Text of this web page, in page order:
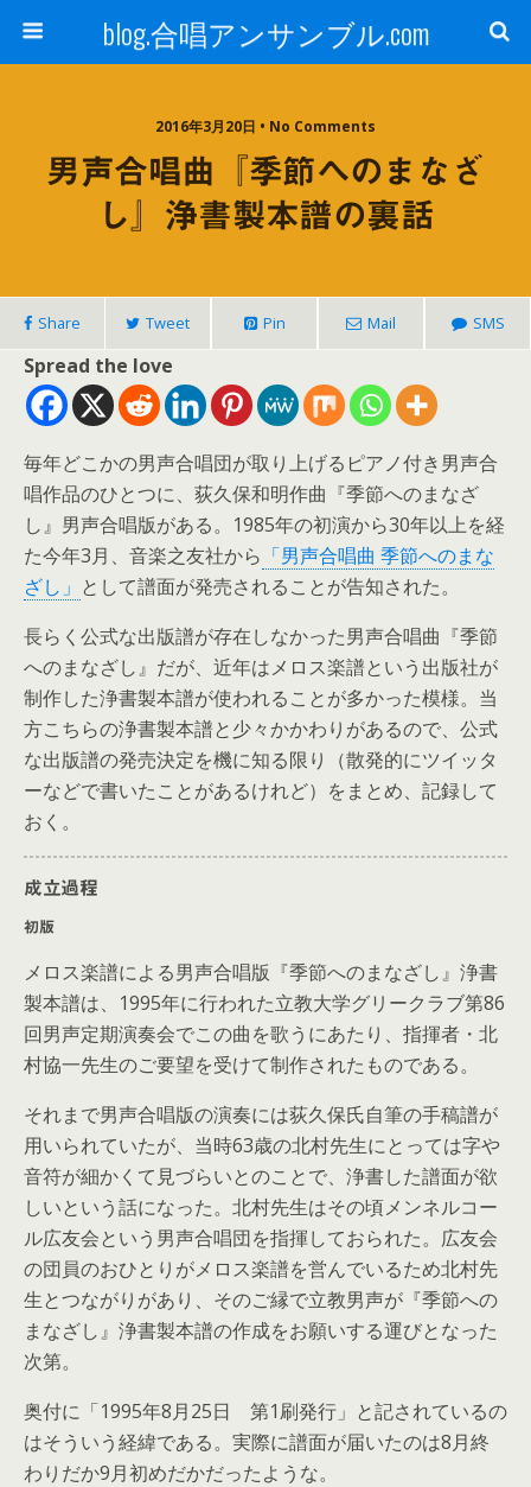
blog.合唱アンサンブル.com
2016年3月20日 • No Comments
男声合唱曲『季節へのまなざ
し』浄書製本譜の裏話
Share Tweet Pin Mail SMS
Spread the love
毎年どこかの男声合唱団が取り上げるピアノ付き男声合
唱作品のひとつに、荻久保和明作曲『季節へのまなざ
し』男声合唱版がある。1985年の初演から30年以上を経
た今年3月、音楽之友社から 「男声合唱曲 季節へのまな
ざし」 として譜面が発売されることが告知された。
長らく公式な出版譜が存在しなかった男声合唱曲『季節
へのまなざし』だが、近年はメロス楽譜という出版社が
制作した浄書製本譜が使われることが多かった模様。当
方こちらの浄書製本譜と少々かかわりがあるので、公式
な出版譜の発売決定を機に知る限り（散発的にツイッタ
ーなどで書いたことがあるけれど）をまとめ、記録して
おく。
成立過程
初版
メロス楽譜による男声合唱版『季節へのまなざし』浄書
製本譜は、1995年に行われた立教大学グリークラブ第86
回男声定期演奏会でこの曲を歌うにあたり、指揮者・北
村協一先生のご要望を受けて制作されたものである。
それまで男声合唱版の演奏には荻久保氏自筆の手稿譜が
用いられていたが、当時63歳の北村先生にとっては字や
音符が細かくて見づらいとのことで、浄書した譜面が欲
しいという話になった。北村先生はその頃メンネルコー
ル広友会という男声合唱団を指揮しておられた。広友会
の団員のおひとりがメロス楽譜を営んでいるため北村先
生とつながりがあり、そのご縁で立教男声が『季節への
まなざし』浄書製本譜の作成をお願いする運びとなった
次第。
奥付に「1995年8月25日 第1刷発行」と記されているの
はそういう経緯である。実際に譜面が届いたのは8月終
わりだか9月初めだかだったような。